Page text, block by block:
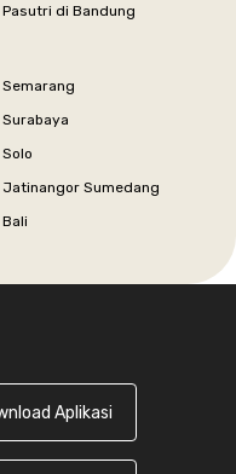
di Bandung
Jatinangor Sumedang
Aplikasi